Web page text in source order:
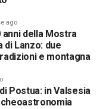
ago
della Mostra
di Lanzo: due
e montagna
Postua: in Valsesia